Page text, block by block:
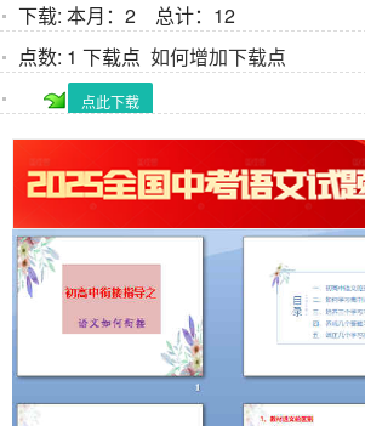
下载: 本月：2 总计：12
点数: 1 下载点 如何增加下载点
点此下载